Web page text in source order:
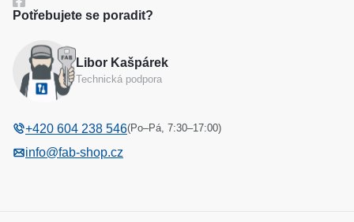
Odstoupení od kupní smlouvy
Potřebujete se poradit?
Libor Kašpárek
Technická podpora
+420 604 238 546(Po–Pá, 7:30–17:00)
info@fab-shop.cz